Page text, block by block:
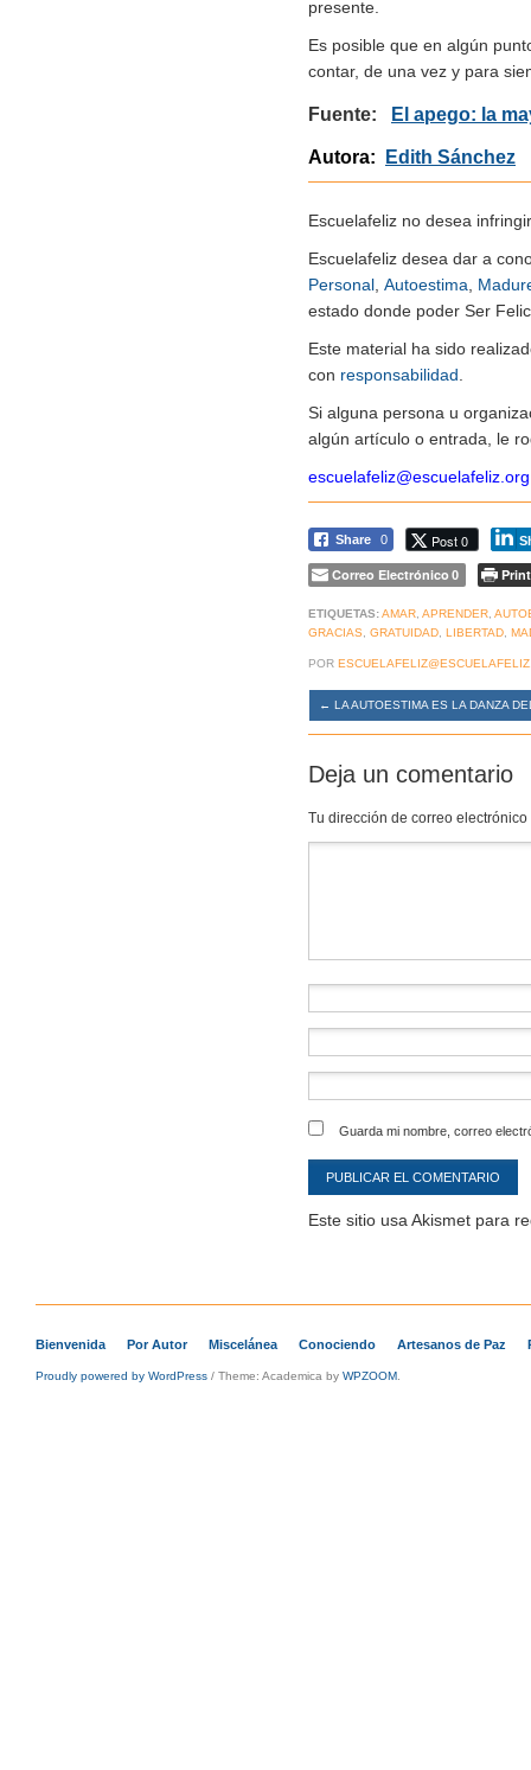
presente.
Es posible que en algún
contar, de una vez y para
Fuente: El apego: la
Autora: Edith Sánchez
Escuelafeliz no desea
Escuelafeliz desea dar a
Personal, Autoestima,
estado donde poder Ser
Este material ha sido
con responsabilidad.
Si alguna persona u
algún artículo o entrada, le
escuelafeliz@escuelafeliz.org
Share 0 Post 0
Correo Electrónico 0 Print
ETIQUETAS:AMAR, APRENDER,
GRACIAS, GRATUIDAD, LIBERTAD,
POR
← LA AUTOESTIMA ES LA DANZA
Deja un comentario
Tu dirección de correo
Guarda mi nombre, correo
Este sitio usa Akismet para
Bienvenida Por Autor Miscelánea Conociendo Artesanos de Paz
Proudly powered by WordPress / Theme: Academica by WPZOOM.